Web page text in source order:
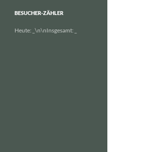
BESUCHER-ZÄHLER
Heute: \n\nInsgesamt: